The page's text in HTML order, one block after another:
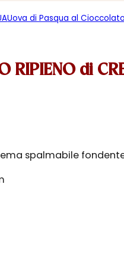
Uova di Pasqua al
RIPIENO di
spalmabile